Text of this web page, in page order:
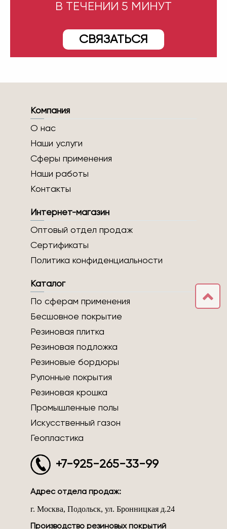
В ТЕЧЕНИИ 5 МИНУТ
СВЯЗАТЬСЯ
Компания
О нас
Наши услуги
Сферы применения
Наши работы
Контакты
Интернет-магазин
Оптовый отдел продаж
Сертификаты
Политика конфиденциальности
Каталог
По сферам применения
Бесшовное покрытие
Резиновая плитка
Резиновая подложка
Резиновые бордюры
Рулонные покрытия
Резиновая крошка
Промышленные полы
Искусственный газон
Геопластика
+7-925-265-33-99
Адрес отдела продаж:
г. Москва, Подольск, ул. Бронницкая д.24
Производство резиновых покрытий